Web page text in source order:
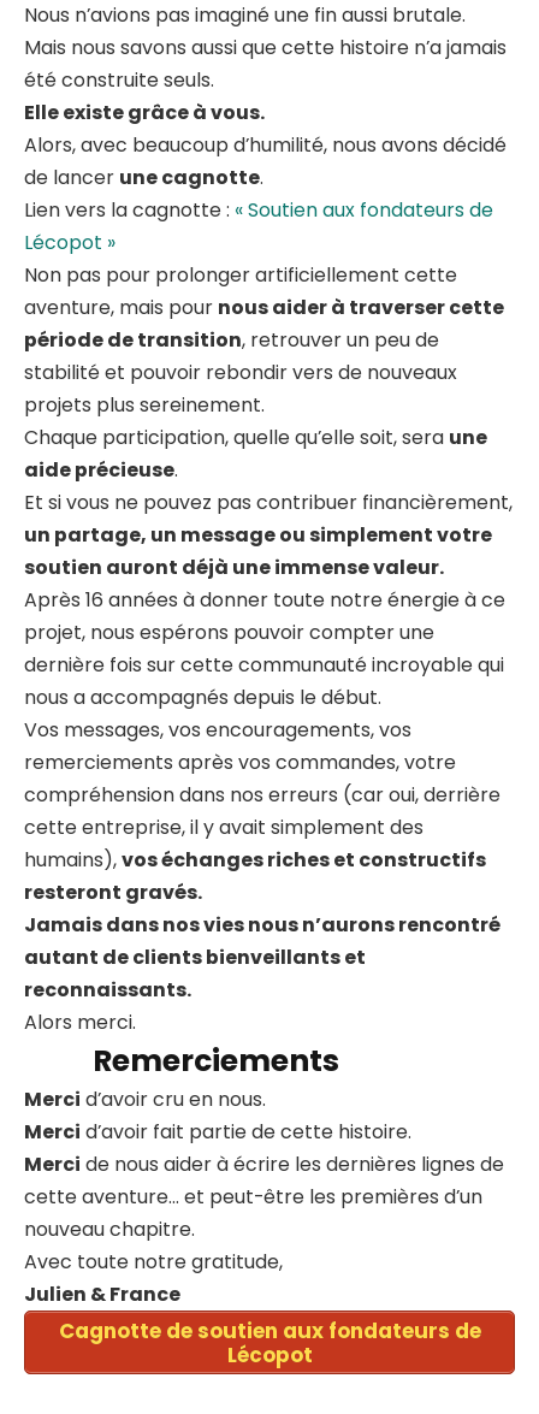
Nous n’avions pas imaginé une fin aussi brutale.
Mais nous savons aussi que cette histoire n’a jamais
été construite seuls.
Elle existe grâce à vous.
Alors, avec beaucoup d’humilité, nous avons décidé
de lancer une cagnotte.
Lien vers la cagnotte : « Soutien aux fondateurs de
Lécopot »
Non pas pour prolonger artificiellement cette
aventure, mais pour nous aider à traverser cette
période de transition, retrouver un peu de
stabilité et pouvoir rebondir vers de nouveaux
projets plus sereinement.
Chaque participation, quelle qu’elle soit, sera une
aide précieuse.
Et si vous ne pouvez pas contribuer financièrement,
un partage, un message ou simplement votre
soutien auront déjà une immense valeur.
Après 16 années à donner toute notre énergie à ce
projet, nous espérons pouvoir compter une
dernière fois sur cette communauté incroyable qui
nous a accompagnés depuis le début.
Vos messages, vos encouragements, vos
remerciements après vos commandes, votre
compréhension dans nos erreurs (car oui, derrière
cette entreprise, il y avait simplement des
humains),vos échanges riches et constructifs
resteront gravés.
Jamais dans nos vies nous n’aurons rencontré
autant de clients bienveillants et
reconnaissants.
Alors merci.
Remerciements
Merci d’avoir cru en nous.
Merci d’avoir fait partie de cette histoire.
Merci de nous aider à écrire les dernières lignes de
cette aventure… et peut-être les premières d’un
nouveau chapitre.
Avec toute notre gratitude,
Julien & France
Cagnotte de soutien aux fondateurs de
Lécopot